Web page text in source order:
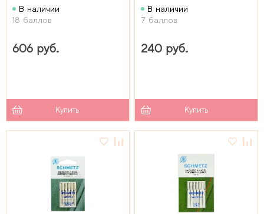
В наличии
18 баллов
606 руб.
Купить
В наличии
7 баллов
240 руб.
Купить